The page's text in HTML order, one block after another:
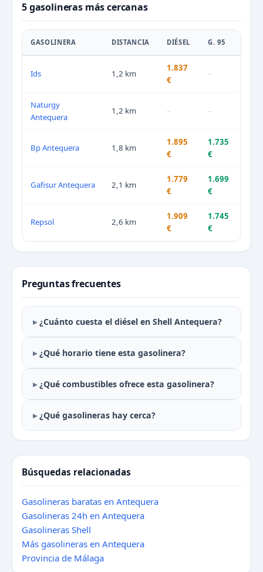
5 gasolineras más cercanas
GASOLINERA DISTANCIA DIÉSEL G. 95
Ids 1,2 km
1.837
€
–
Naturgy
Antequera
1,2 km – –
Bp Antequera 1,8 km
1.895
€
1.735
€
Gafisur Antequera 2,1 km
1.779
€
1.699
€
Repsol 2,6 km
1.909
€
1.745
€
Preguntas frecuentes
¿Cuánto cuesta el diésel en Shell Antequera?
¿Qué horario tiene esta gasolinera?
¿Qué combustibles ofrece esta gasolinera?
¿Qué gasolineras hay cerca?
Búsquedas relacionadas
Gasolineras baratas en Antequera
Gasolineras 24h en Antequera
Gasolineras Shell
Más gasolineras en Antequera
Provincia de Málaga